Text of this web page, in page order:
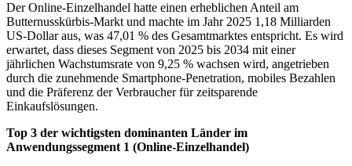
Der Online-Einzelhandel hatte einen erheblichen Anteil am
Butternusskürbis-Markt und machte im Jahr 2025 1,18 Milliarden
US-Dollar aus, was 47,01 % des Gesamtmarktes entspricht. Es wird
erwartet, dass dieses Segment von 2025 bis 2034 mit einer
jährlichen Wachstumsrate von 9,25 % wachsen wird, angetrieben
durch die zunehmende Smartphone-Penetration, mobiles Bezahlen
und die Präferenz der Verbraucher für zeitsparende
Einkaufslösungen.
Top 3 der wichtigsten dominanten Länder im
Anwendungssegment 1 (Online-Einzelhandel)